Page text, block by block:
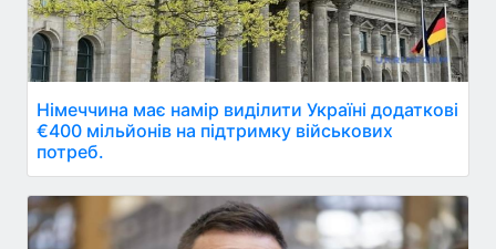
Німеччина має намір виділити Україні додаткові
€400 мільйонів на підтримку військових
потреб.